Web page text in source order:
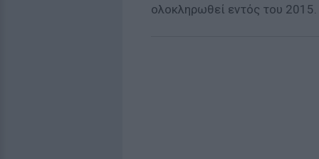
ολοκληρωθεί εντός του 2015.